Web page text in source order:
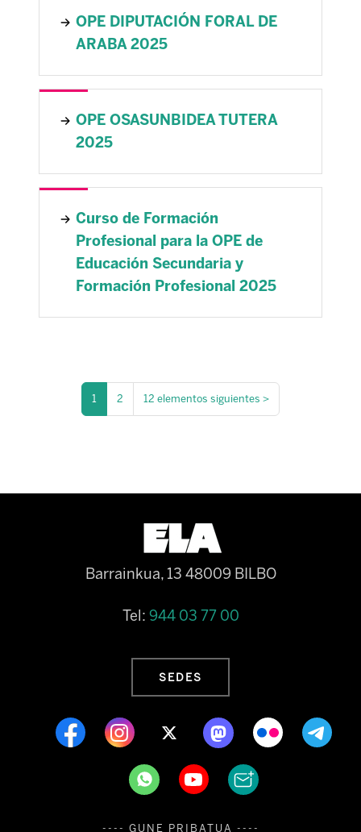
OPE DIPUTACIÓN FORAL DE
ARABA 2025
OPE OSASUNBIDEA TUTERA
2025
Curso de Formación
Profesional para la OPE de
Educación Secundaria y
Formación Profesional 2025
1 2 12 elementos siguientes >
Barrainkua, 13 48009 BILBO
Tel: 944 03 77 00
SEDES
---- GUNE PRIBATUA ----